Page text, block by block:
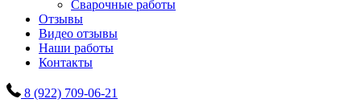
Сварочные работы
Отзывы
Видео отзывы
Наши работы
Контакты
8 (922) 709-06-21